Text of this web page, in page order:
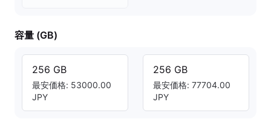
容量 (GB)
256 GB
最安価格: 53000.00
JPY
256 GB
最安価格: 77704.00
JPY